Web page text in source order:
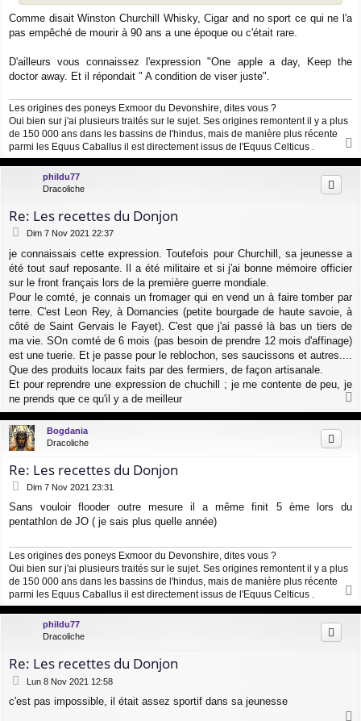
Comme disait Winston Churchill Whisky, Cigar and no sport ce qui ne l'a
pas empêché de mourir à 90 ans a une époque ou c'était rare.
D'ailleurs vous connaissez l'expression "One apple a day, Keep the
doctor away. Et il répondait " A condition de viser juste".
Les origines des poneys Exmoor du Devonshire, dites vous ?
Oui bien sur j'ai plusieurs traités sur le sujet. Ses origines remontent il y a plus
de 150 000 ans dans les bassins de l'hindus, mais de manière plus récente
parmi les Equus Caballus il est directement issus de l'Equus Celticus .
a
u
phildu77
Dracoliche
Re: Les recettes du Donjon
M
s
s
a
Dim 7 Nov 2021 22:37
je connaissais cette expression. Toutefois pour Churchill, sa jeunesse a
été tout sauf reposante. Il a été militaire et si j'ai bonne mémoire officier
sur le front français lors de la première guerre mondiale.
Pour le comté, je connais un fromager qui en vend un à faire tomber par
terre. C'est Leon Rey, à Domancies (petite bourgade de haute savoie, à
côté de Saint Gervais le Fayet). C'est que j'ai passé là bas un tiers de
ma vie. SOn comté de 6 mois (pas besoin de prendre 12 mois d'affinage)
est une tuerie. Et je passe pour le reblochon, ses saucissons et autres....
Que des produits locaux faits par des fermiers, de façon artisanale.
Et pour reprendre une expression de chuchill ; je me contente de peu, je
ne prends que ce qu'il y a de meilleur
u
Bogdania
Dracoliche
Re: Les recettes du Donjon
M
s
s
g
e
Dim 7 Nov 2021 23:31
Sans vouloir flooder outre mesure il a même finit 5 ème lors du
pentathlon de JO ( je sais plus quelle année)
Les origines des poneys Exmoor du Devonshire, dites vous ?
Oui bien sur j'ai plusieurs traités sur le sujet. Ses origines remontent il y a plus
de 150 000 ans dans les bassins de l'hindus, mais de manière plus récente
parmi les Equus Caballus il est directement issus de l'Equus Celticus .
a
u
phildu77
Dracoliche
Re: Les recettes du Donjon
M
s
Lun 8 Nov 2021 12:58
c'est pas impossible, il était assez sportif dans sa jeunesse